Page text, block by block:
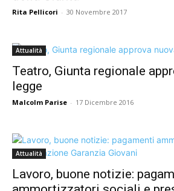
Rita Pellicori - 30 Novembre 2017
Attualità
Teatro, Giunta regionale
legge
Malcolm Parise - 17 Dicembre 2016
Attualità
Lavoro, buone notizie: